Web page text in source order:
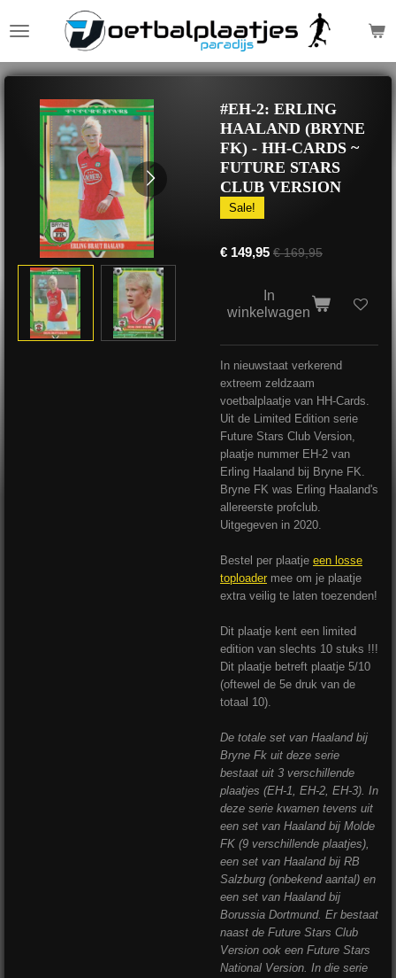
direct
de
#EH-2: ERLING
HAALAND (BRYNE
FK) - HH-CARDS ~
FUTURE STARS
CLUB VERSION
Sale!
€ 149,95 € 169,95
In
winkelwagen
In nieuwstaat verkerend
extreem zeldzaam
voetbalplaatje van HH-Cards.
Uit de Limited Edition serie
Future Stars Club Version,
plaatje nummer EH-2 van
Erling Haaland bij Bryne FK.
Bryne FK was Erling Haaland's
allereerste profclub.
Uitgegeven in 2020.
Bestel per plaatje een losse
toploader mee om je plaatje
extra veilig te laten toezenden!
Dit plaatje kent een limited
edition van slechts 10 stuks !!!
Dit plaatje betreft plaatje 5/10
(oftewel de 5e druk van de
totaal 10).
De totale set van Haaland bij
Bryne Fk uit deze serie
bestaat uit 3 verschillende
plaatjes (EH-1, EH-2, EH-3). In
deze serie kwamen tevens uit
een set van Haaland bij Molde
FK (9 verschillende plaatjes),
een set van Haaland bij RB
Salzburg (onbekend aantal) en
een set van Haaland bij
Borussia Dortmund. Er bestaat
naast de Future Stars Club
Version ook een Future Stars
National Version. In die serie